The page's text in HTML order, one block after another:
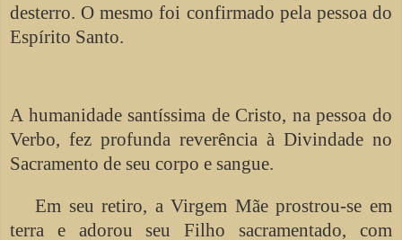
desterro. O mesmo foi confirmado pela pessoa do
Espírito Santo.
A humanidade santíssima de Cristo, na pessoa do
Verbo, fez profunda reverência à Divindade no
Sacramento de seu corpo e sangue.
Em seu retiro, a Virgem Mãe prostrou-se em
terra e adorou seu Filho sacramentado, com